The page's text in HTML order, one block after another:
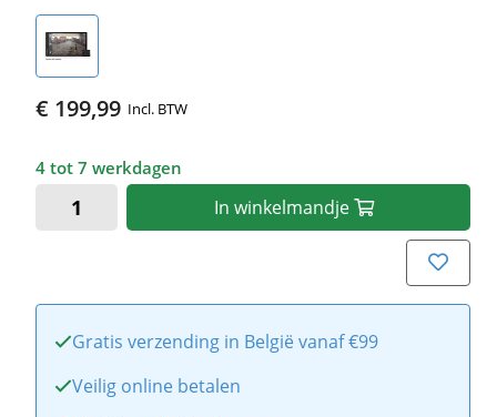
€ 199,99 Incl. BTW
4 tot 7 werkdagen
In winkelmandje
Gratis verzending in België vanaf €99
Veilig online betalen